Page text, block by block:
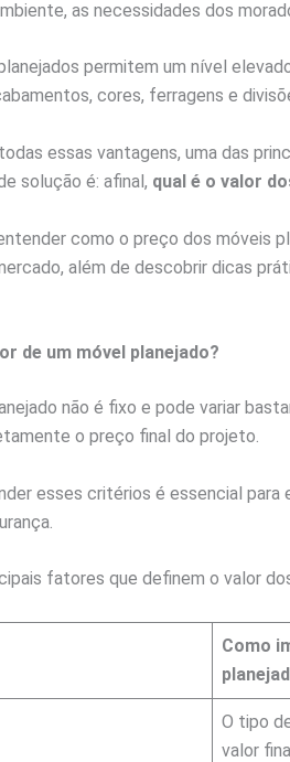
as necessidades dos
permitem um nível
cores, ferragens e
essas vantagens, uma das
solução é: afinal, qual é o valor
como o preço dos móveis
além de descobrir dicas
de um móvel planejado?
não é fixo e pode variar
o preço final do projeto.
esses critérios é essencial para
fatores que definem o valor
Como
O tipo
valor